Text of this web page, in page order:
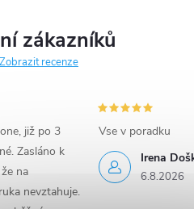
zákazníků
Zobrazit recenze
již po 3
Zasláno k
na
nevztahuje.
Irena
6.8.2026
Vse v poradku